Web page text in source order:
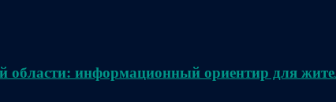
области: информационный ориентир для